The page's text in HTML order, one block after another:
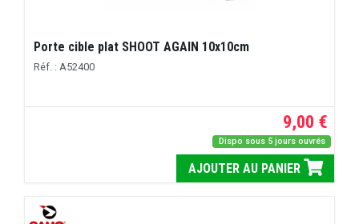
Porte cible plat SHOOT AGAIN 10x10cm
Réf. : A52400
9,00 €
Dispo sous 5 jours ouvrés
AJOUTER AU PANIER